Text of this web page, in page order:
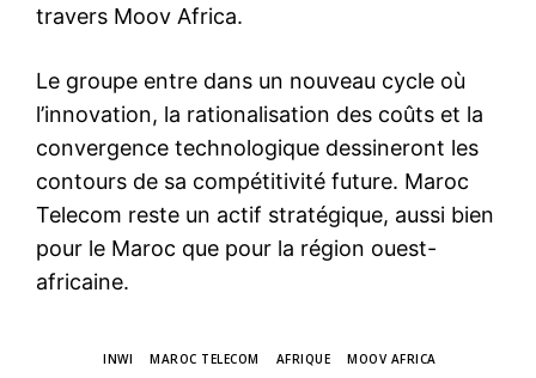
travers Moov Africa.
Le groupe entre dans un nouveau cycle où
l’innovation, la rationalisation des coûts et la
convergence technologique dessineront les
contours de sa compétitivité future. Maroc
Telecom reste un actif stratégique, aussi bien
pour le Maroc que pour la région ouest-
africaine.
INWI MAROC TELECOM AFRIQUE
MOOV AFRICA